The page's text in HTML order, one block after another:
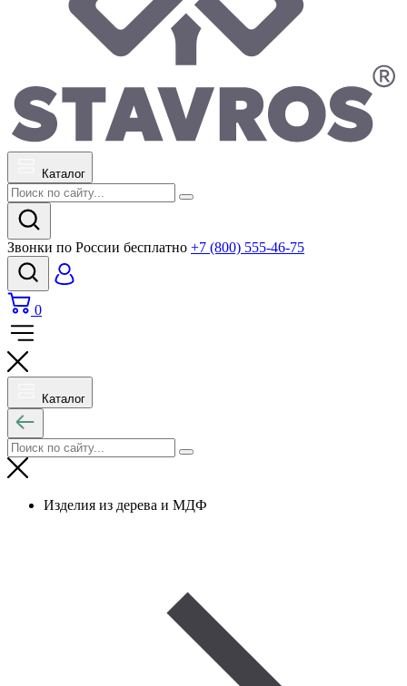
Каталог
Звонки по России бесплатно +7 (800) 555-46-75
0
Каталог
Изделия из дерева и МДФ